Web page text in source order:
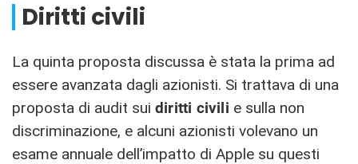
Diritti civili
La quinta proposta discussa è stata la prima ad
essere avanzata dagli azionisti. Si trattava di una
proposta di audit sui diritti civili e sulla non
discriminazione, e alcuni azionisti volevano un
esame annuale dell’impatto di Apple su questi